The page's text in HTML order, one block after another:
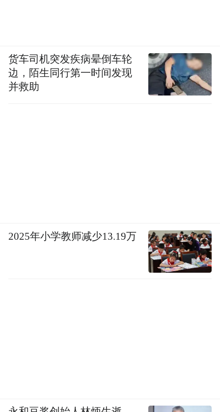
货车司机突发疾病晕倒车轮
边，陌生同行第一时间发现
并救助
2025年小学教师减少13.19万